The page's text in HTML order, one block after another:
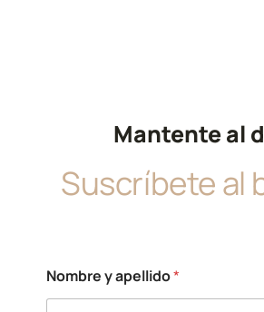
Mantente al
Suscríbete al
Nombre y apellido*